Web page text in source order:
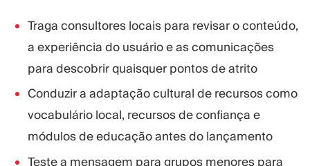
Traga consultores locais para revisar o conteúdo,
a experiência do usuário e as comunicações
para descobrir quaisquer pontos de atrito
Conduzir a adaptação cultural de recursos como
vocabulário local, recursos de confiança e
módulos de educação antes do lançamento
Teste a mensagem para grupos menores para